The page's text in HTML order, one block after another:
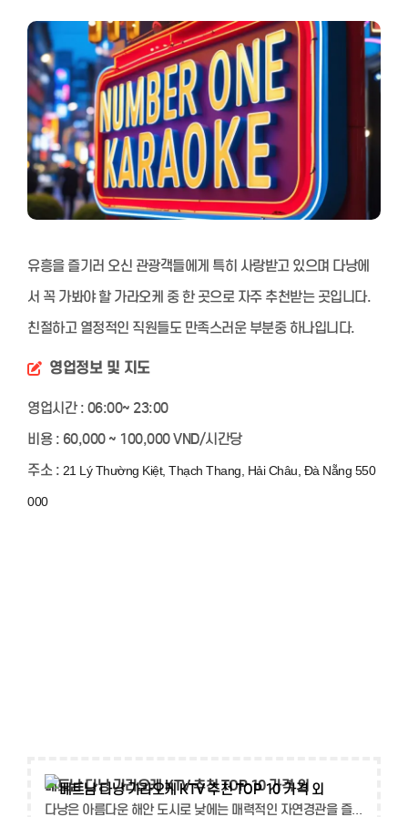
유흥을 즐기러 오신 관광객들에게 특히 사랑받고 있으며 다낭에
서 꼭 가봐야 할 가라오케 중 한 곳으로 자주 추천받는 곳입니다.
친절하고 열정적인 직원들도 만족스러운 부분중 하나입니다.
영업정보 및 지도
영업시간 : 06:00~ 23:00
비용 : 60,000 ~ 100,000 VND/시간당
주소 : 21 Lý Thường Kiệt, Thạch Thang, Hải Châu, Đà Nẵng 550
000
베트남 다낭 가라오케 KTV 추천 TOP 10 가격 외
다낭은 아름다운 해안 도시로 낮에는 매력적인 자연경관을 즐길 수 있으며 저녁부터는 세계적으로 유명한 관광도시답게 현지인은 물론 다양한 국적과 인종들이 함께 어울리며, 화려한 조명 속에서 음악과 간단한 식사 및 음료를 즐길 수 있는 다낭 클럽이나 바에서 또 다른 즐...